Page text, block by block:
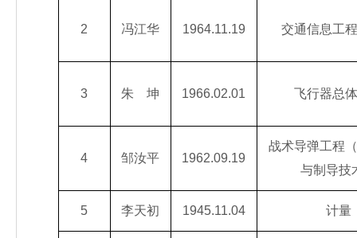
2 冯江华 1964.11.19 交通信息工
3 朱 坤 1966.02.01 飞行器总
4 邹汝平 1962.09.19
战术导弹工程
与制导技
5 李天初 1945.11.04 计量